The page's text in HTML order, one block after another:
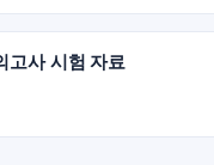
고사 시험 자료